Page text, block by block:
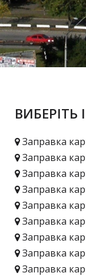
Заправка
Заправка
Заправка
Заправка
Заправка
Заправка
Заправка
Заправка
Заправка